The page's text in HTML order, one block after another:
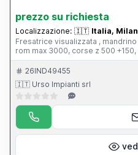
prezzo su richiesta
Localizzazione: 🇮🇹 Italia,
Fresatrice visualizzata ,
rom max 3000, corse z 500
26IND49455
🇮🇹 Urso Impianti srl